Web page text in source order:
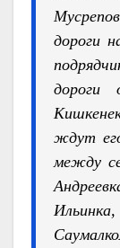
дороги
ждут
между